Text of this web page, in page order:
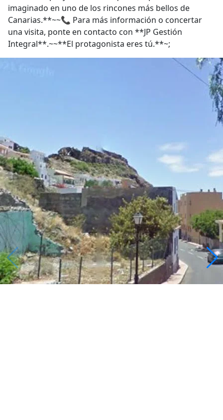
imaginado en uno de los rincones más bellos de
Canarias.**~~📞 Para más información o concertar
una visita, ponte en contacto con **JP Gestión
Integral**.~~**El protagonista eres tú.**~;